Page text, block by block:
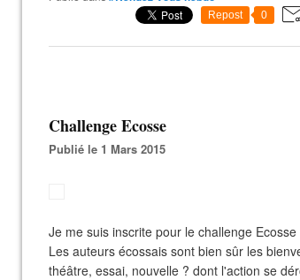
Repost 0
Challenge Ecosse
Publié le 1 Mars 2015
Je me suis inscrite pour le challenge
Les auteurs écossais sont bien sûr les
théâtre, essai, nouvelle ? dont l'action se